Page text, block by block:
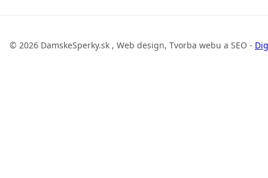
© 2026 DamskeSperky.sk , Web design, Tvorba webu a SEO -